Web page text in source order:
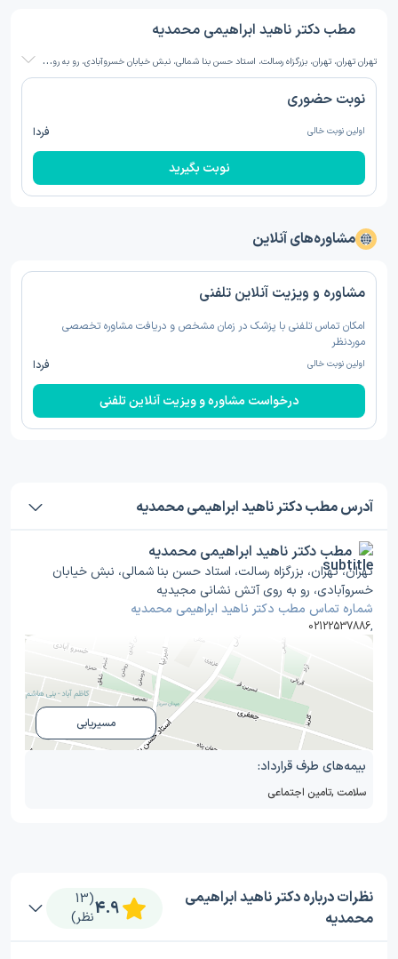
مطب دکتر ناهید ابراهیمی محمدیه
ت
هران تهران، تهران، بزرگزاه رسالت، استاد حسن بنا شمالی، نبش خیابان خسروآبادی، رو به روی آتش نشانی مجیدیه
نوبت حضوری
اولین نوبت خالی فردا
نوبت بگیرید
مشاوره‌های آنلاین
مشاوره و ویزیت آنلاین تلفنی
امکان تماس تلفنی با پزشک در زمان مشخص و دریافت مشاوره تخصصی
موردنظر
اولین نوبت خالی فردا
درخواست مشاوره و ویزیت آنلاین تلفنی
آدرس مطب دکتر ناهید ابراهیمی محمدیه
مطب دکتر ناهید ابراهیمی محمدیه
تهران، تهران، بزرگزاه رسالت، استاد حسن بنا شمالی، نبش خیابان
خسروآبادی، رو به روی آتش نشانی مجیدیه
شماره تماس مطب دکتر ناهید ابراهیمی محمدیه
02122537886,
مسیریابی
بیمه‌های طرف قرارداد:
سلامت ,تامین اجتماعی
نظرات درباره دکتر ناهید ابراهیمی
محمدیه
(13
نظر)4.9